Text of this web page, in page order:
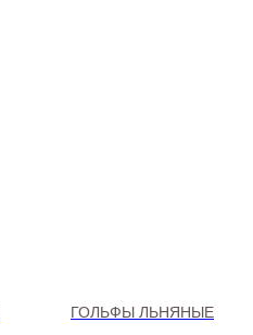
ГОЛЬФЫ ЛЬНЯНЫЕ